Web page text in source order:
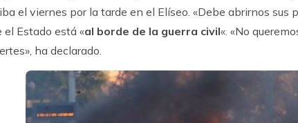
el viernes por la tarde en el Elíseo. «Debe abrirnos sus
el Estado está «al borde de la guerra civil«. «No
ha declarado.